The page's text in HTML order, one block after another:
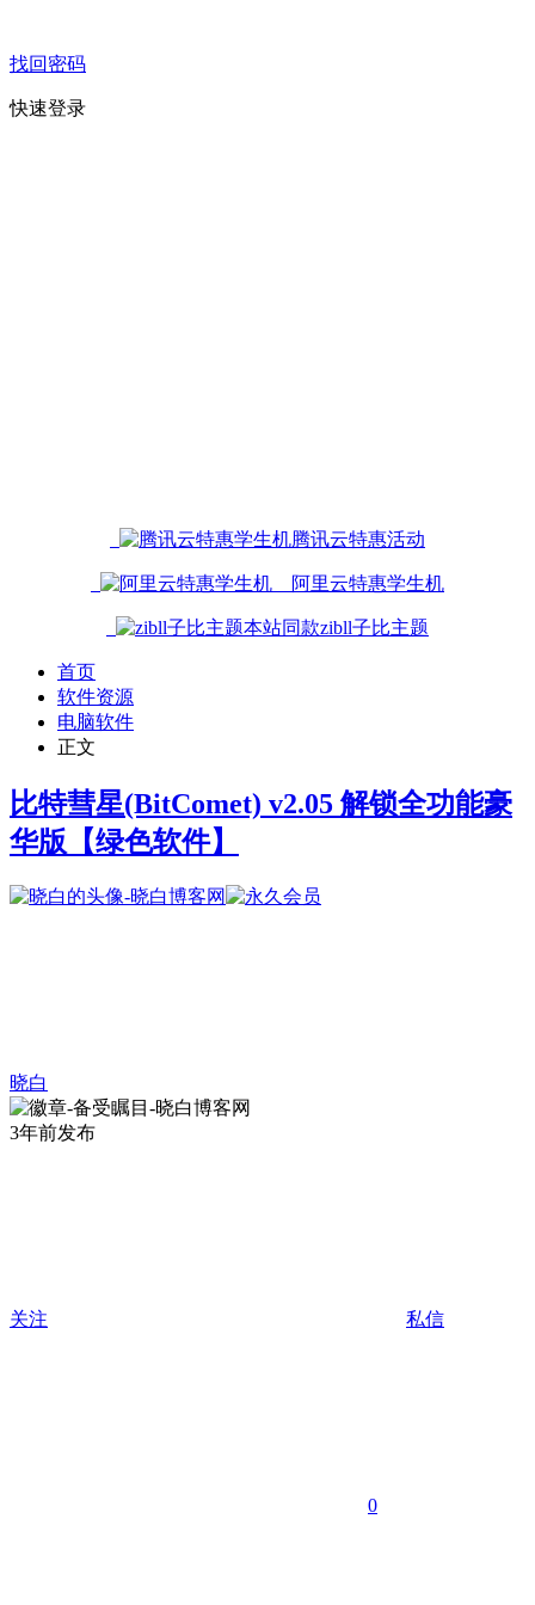
找回密码
快速登录
腾讯云特惠活动
阿里云特惠学生机
本站同款zibll子比主题
首页
软件资源
电脑软件
正文
比特彗星(BitComet) v2.05 解锁全功能豪
华版 【绿色软件】
晓白
3年前发布
关注 私信
0